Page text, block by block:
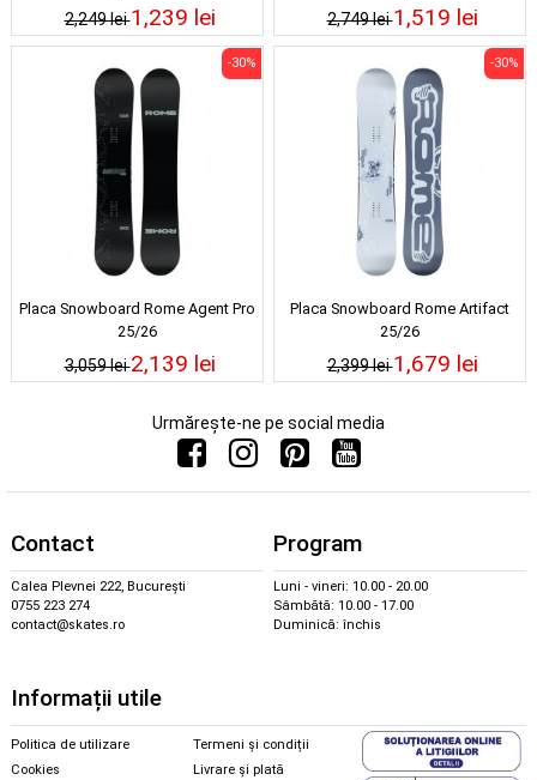
2,249 lei1,239 lei 2,749 lei1,519 lei
Placa Snowboard Rome Agent Pro
25/26
3,059 lei
-30%
2,139 lei
Placa Snowboard Rome Artifact
25/26
2,399 lei
-30%
1,679 lei
Urmărește-ne pe social media
Contact
Calea Plevnei 222, București
0755 223 274
contact@skates.ro
Program
Luni - vineri: 10.00 - 20.00
Sâmbătă: 10.00 - 17.00
Duminică: închis
Informații utile
Politica de utilizare
Cookies
Termeni și condiții
Livrare și plată